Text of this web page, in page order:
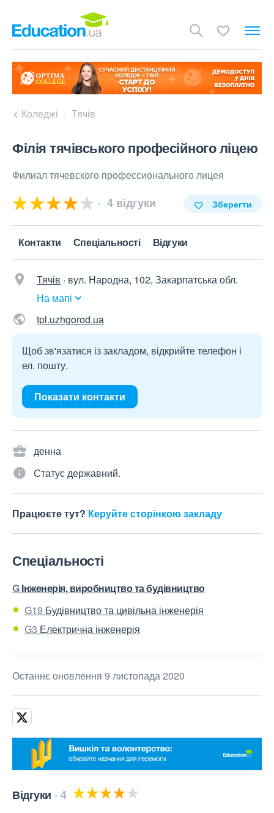
Коледжі Тячів
Філія тячівського професійного ліцею
Филиал тячевского профессионального лицея
4 відгуки Зберегти
Контакти Спеціальності Відгуки
Тячів · вул. Народна, 102, Закарпатська обл.
На мапі
tpl.uzhgorod.ua
Щоб зв'язатися із закладом, відкрийте телефон і
ел. пошту.
Показати контакти
денна
Статус державний.
Працюєте тут? Керуйте сторінкою закладу
Спеціальності
GІнженерія, виробництво та будівництво
G19 Будівництво та цивільна інженерія
G3 Електрична інженерія
Останнє оновлення 9 листопада 2020
Відгуки 4